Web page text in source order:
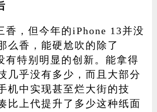
香，但今年的iPhone 13并没
么香，能硬尬吹的除了
有特别明显的创新。能拿得
几乎没有多少，而且大部分
机中实现甚至烂大街的技
比上代提升了多少这种纸面